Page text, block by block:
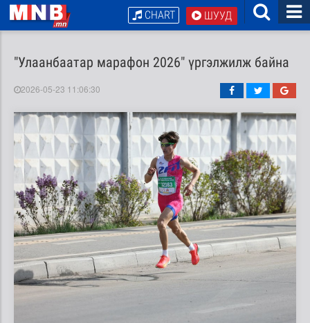
ШУУД
CHART
"Улаанбаатар марафон 2026" үргэлжилж байна
2026-05-23 11:06:30